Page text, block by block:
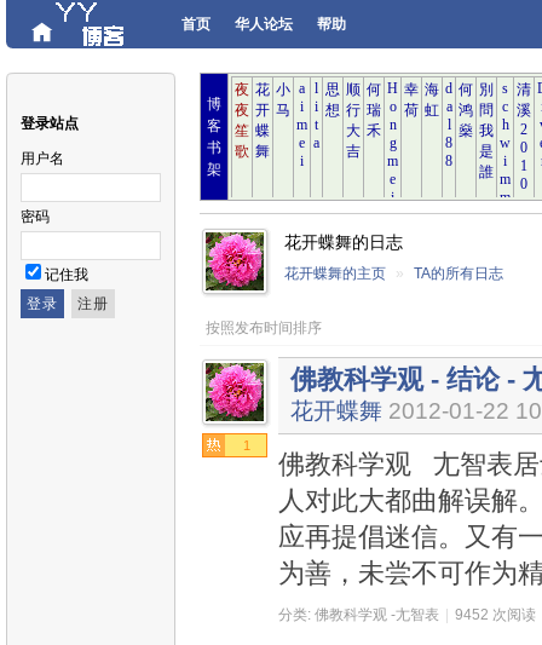
首页 华人论坛 帮助
登录站点
用户名
密码
记住我
博
客
书
架
花开蝶舞的日志
花开蝶舞的主页 » TA的所有日志
按照发布时间排序
1
佛教科学观 - 结论 -
花开蝶舞 2012-01-22
佛教科学观 尢智表
人对此大都曲解误解
应再提倡迷信。又有
为善，未尝不可作为
分类: 佛教科学观 -尢智表 9452 次阅读